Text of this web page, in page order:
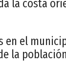
la costa
en el
la